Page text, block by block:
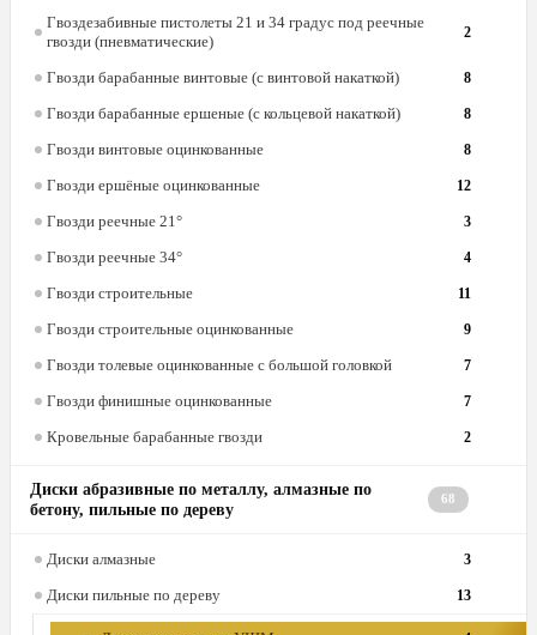
Гвоздезабивные пистолеты 21 и 34 градус под реечные
гвозди (пневматические)
2
Гвозди барабанные винтовые (с винтовой накаткой) 8
Гвозди барабанные ершеные (с кольцевой накаткой) 8
Гвозди винтовые оцинкованные 8
Гвозди ершёные оцинкованные 12
Гвозди реечные 21° 3
Гвозди реечные 34° 4
Гвозди строительные 11
Гвозди строительные оцинкованные 9
Гвозди толевые оцинкованные с большой головкой 7
Гвозди финишные оцинкованные 7
Кровельные барабанные гвозди 2
Диски абразивные по металлу, алмазные по
бетону, пильные по дереву
68
Диски алмазные 3
Диски пильные по дереву 13